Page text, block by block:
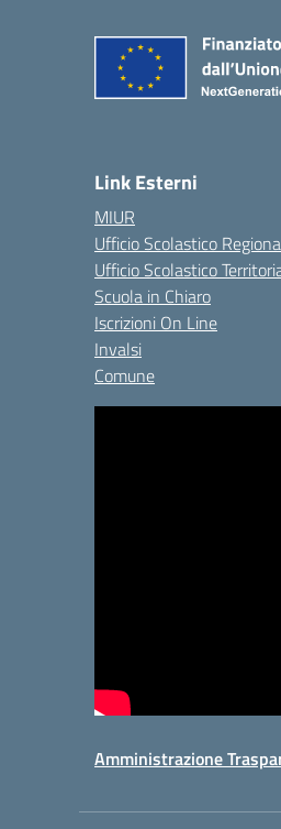
Link Esterni
MIUR
Ufficio Scolastico
Ufficio Scolastico
Scuola in Chiaro
Iscrizioni On Line
Invalsi
Comune
Amministrazione